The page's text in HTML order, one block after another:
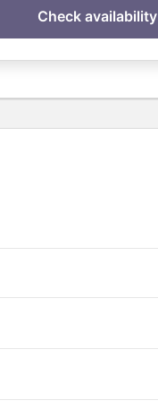
Check availability